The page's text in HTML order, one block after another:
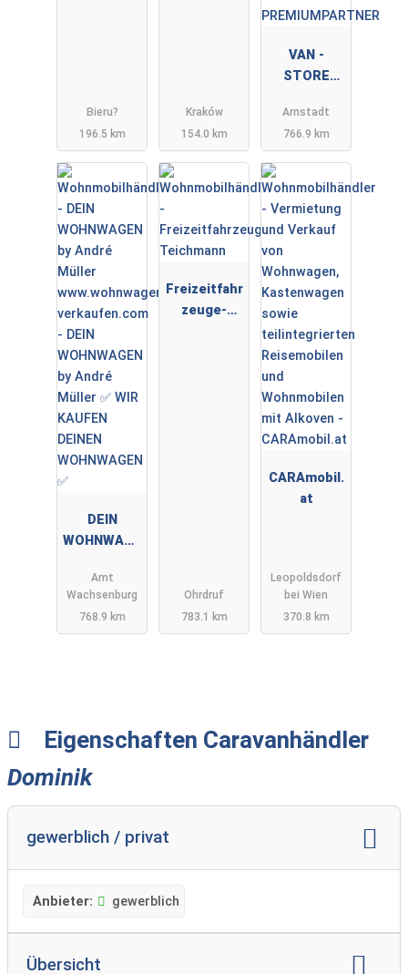
Bieru?
196.5 km
Kraków
154.0 km
VAN -
STORE
TT
PREMIUMPA
RTNER
Arnstadt
766.9 km
DEIN
WOHNWAGE
Müller ✅
WIR KAUFEN
DEINEN
Amt
Wachsenburg
768.9 km
Freizeitfahr
zeuge-
Ohrdruf
783.1 km
CARAmobil.
at
Leopoldsdorf
bei Wien
370.8 km
Eigenschaften Caravanhändler
Dominik
gewerblich / privat
Anbieter: gewerblich
Übersicht